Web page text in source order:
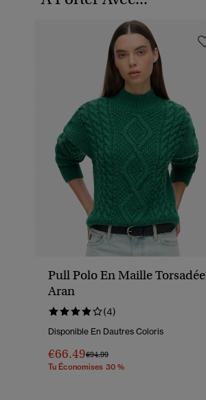
Pull Polo En Maille Torsadée
Aran
(4)
Disponible En Dautres Coloris
€66.49Prix Réduit De
€94.99À
Tu Économises 30 %